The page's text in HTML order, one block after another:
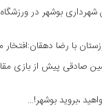
بوشهر در
با رضا
صادقی پیش از بازی
،بروید بوشهر!...